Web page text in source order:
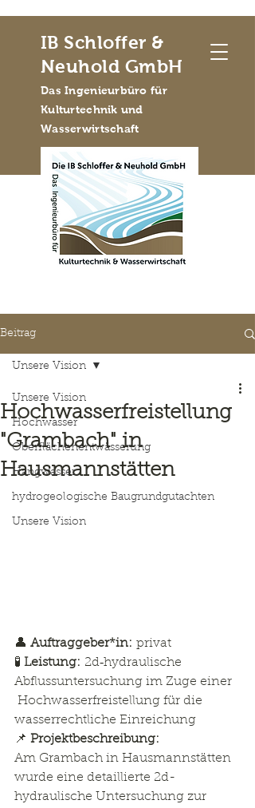
IB Schloffer &
Neuhold GmbH
Das Ingenieurbüro für
Kulturtechnik und
Wasserwirtschaft
Beitrag
Unsere Vision
Hochwasser
Oberflächenentwässerung
Hangwasser
hydrogeologische Baugrundgutachten
Unsere Vision
Unsere Vision
Hochwasserfreistellung
"Grambach" in
Hausmannstätten
👤 Auftraggeber*in: privat
🧪 Leistung: 2d‑hydraulische
Abflussuntersuchung im Zuge einer
Hochwasserfreistellung für die
wasserrechtliche Einreichung
📌 Projektbeschreibung:
Am Grambach in Hausmannstätten
wurde eine detaillierte 2d-
hydraulische Untersuchung zur